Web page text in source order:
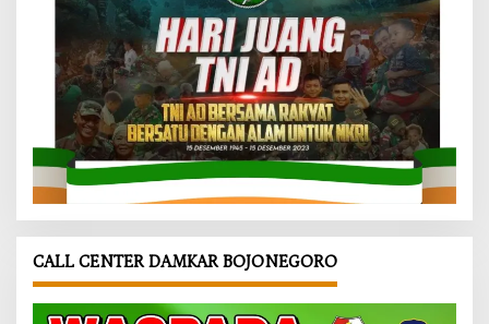
CALL CENTER DAMKAR BOJONEGORO